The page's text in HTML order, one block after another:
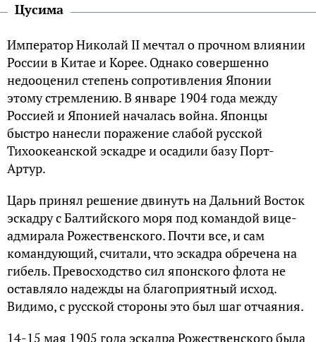
Цусима
Император Николай II мечтал о прочном влиянии
России в Китае и Корее. Однако совершенно
недооценил степень сопротивления Японии
этому стремлению. В январе 1904 года между
Россией и Японией началась война. Японцы
быстро нанесли поражение слабой русской
Тихоокеанской эскадре и осадили базу Порт-
Артур.
Царь принял решение двинуть на Дальний Восток
эскадру с Балтийского моря под командой вице-
адмирала Рожественского. Почти все, и сам
командующий, считали, что эскадра обречена на
гибель. Превосходство сил японского флота не
оставляло надежды на благоприятный исход.
Видимо, с русской стороны это был шаг отчаяния.
14-15 мая 1905 года эскадра Рожественского была